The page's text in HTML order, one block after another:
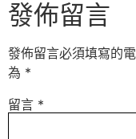
發佈留言
發佈留言必須填寫的
為 *
留言 *